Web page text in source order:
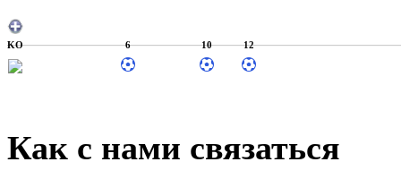
KO 6 10 12
Как с нами связаться